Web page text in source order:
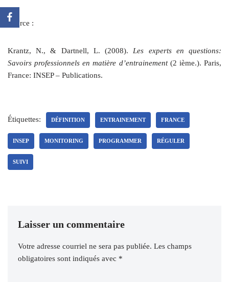
Source :
Krantz, N., & Dartnell, L. (2008). Les experts en questions:
Savoirs professionnels en matière d’entrainement(2 ième.). Paris,
France: INSEP – Publications.
Étiquettes: DÉFINITION ENTRAINEMENT FRANCE
INSEP MONITORING PROGRAMMER RÉGULER
SUIVI
Laisser un commentaire
Votre adresse courriel ne sera pas publiée. Les champs
obligatoires sont indiqués avec *